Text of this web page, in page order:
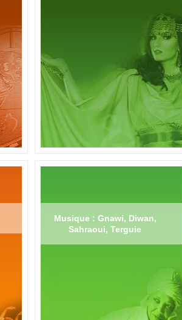
Musique : Gnawi, Diwan,
Sahraoui, Terguie